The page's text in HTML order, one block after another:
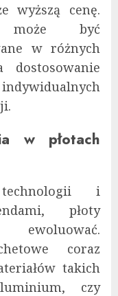
wyższą cenę.
może być
w różnych
w płotach
i
płoty
ewoluować.
coraz
takich
czy